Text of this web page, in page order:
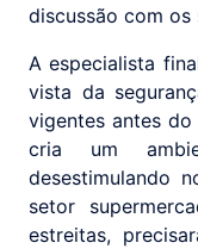
discussão com os
A especialista
vista da
vigentes antes
cria um
desestimulando
setor
estreitas,